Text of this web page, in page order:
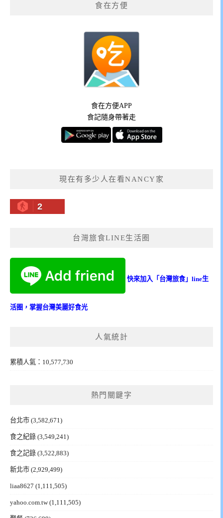
食在方便
食在方便APP
食記隨身帶著走
現在有多少人在看NANCY家
2
台灣旅食LINE生活圈
快來加入「台灣旅食」line生
活圈，掌握台灣美麗好食光
人氣統計
累積人氣：10,577,730
熱門關鍵字
台北市 (3,582,671)
食之紀錄 (3,549,241)
食之記錄 (3,522,883)
新北市 (2,929,499)
liaa8627 (1,111,505)
yahoo.com.tw(1,111,505)